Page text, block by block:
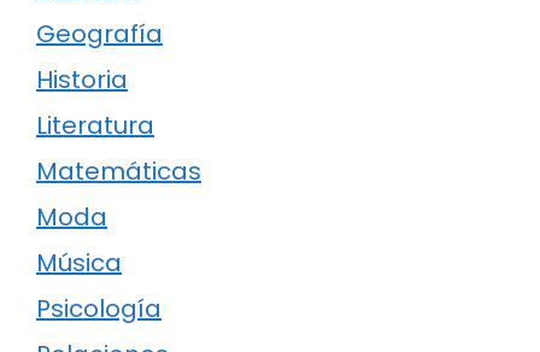
Geografía
Historia
Literatura
Matemáticas
Moda
Música
Psicología